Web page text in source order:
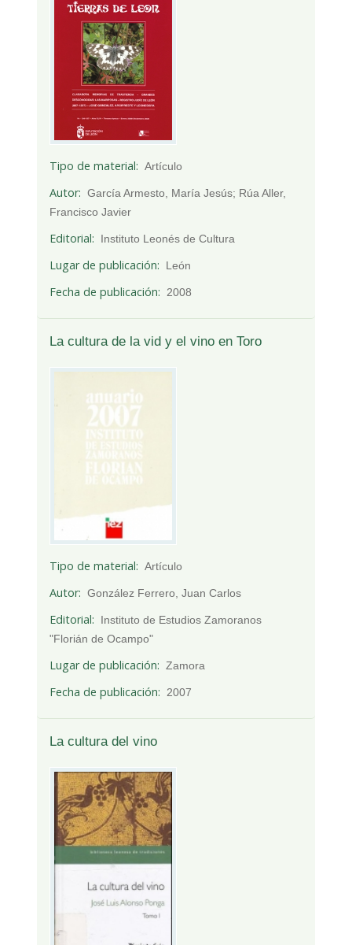
Tipo de material Artículo
Autor
García Armesto, María Jesús; Rúa Aller,
Francisco Javier
Editorial Instituto Leonés de Cultura
Lugar de publicación León
Fecha de publicación 2008
La cultura de la vid y el vino en Toro
Tipo de material Artículo
Autor González Ferrero, Juan Carlos
Editorial
Instituto de Estudios Zamoranos
"Florián de Ocampo"
Lugar de publicación Zamora
Fecha de publicación 2007
La cultura del vino